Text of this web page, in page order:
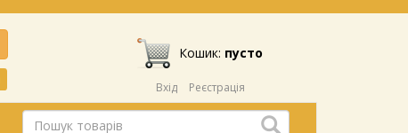
Кошик: пусто
Вхід Реєстрація